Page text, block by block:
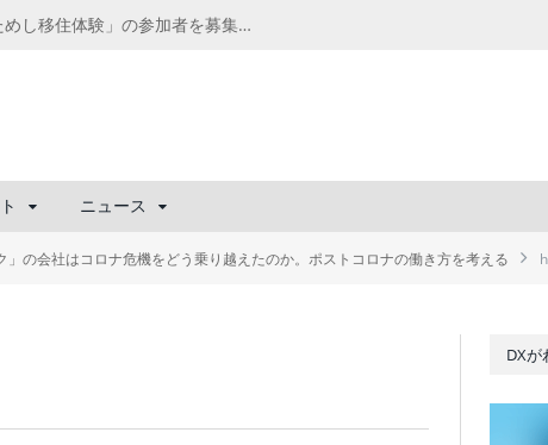
千葉の“小江戸” 香取市が第4回「おためし移住体験」の参加者を募集中！1人1泊2,000円を補助、築100年超の古民家に宿泊も
ニュース
」の会社はコロナ危機をどう乗り越えたのか。ポストコロナの働き方を考える
DXが